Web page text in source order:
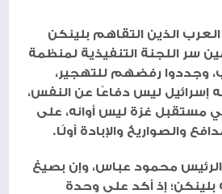
الذين التقاهم بلينكن
سر اللجنة التنفيذية لمنظمة
وجددوا رفضهم للتهجير،
إسرائيل ليس دفاعًا عن النفس،
مستقبل غزة ليس أوانه، على
والصواريخ والإبادة أولًا.
محمود عباس، وإن بصيغ
بلينكن؛ إذ أكد على وحدة